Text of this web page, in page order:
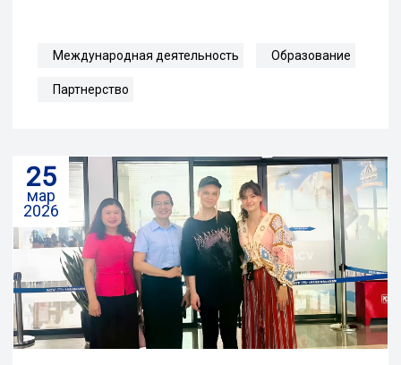
Международная деятельность Образование
Партнерство
25
мар
2026